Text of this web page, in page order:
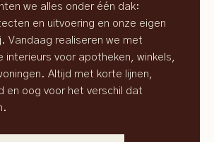
we alles onder één dak:
en uitvoering en onze eigen
Vandaag realiseren we met
interieurs voor apotheken, winkels,
Altijd met korte lijnen,
en oog voor het verschil dat